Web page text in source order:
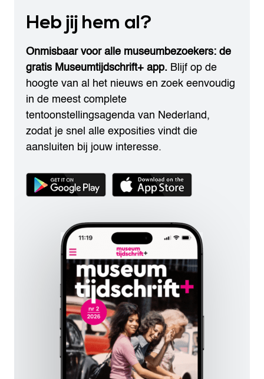
Heb jij hem al?
Onmisbaar voor alle museumbezoekers: de
gratis Museumtijdschrift+ app. Blijf op de
hoogte van al het nieuws en zoek eenvoudig
in de meest complete
tentoonstellingsagenda van Nederland,
zodat je snel alle exposities vindt die
aansluiten bij jouw interesse.